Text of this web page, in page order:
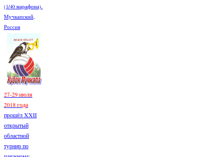
(1/40 марафона).
Мучкапский,
Россия
27-29 июля
2018 года
прошёл XXII
открытый
областной
турнир по